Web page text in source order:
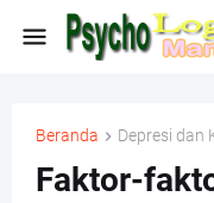
Beranda Depresi dan
Faktor-